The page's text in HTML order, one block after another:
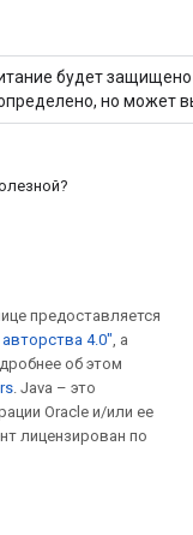
будет
но может
предоставляется
4.0", а
об этом
. Java – это
Oracle и/или ее
лицензирован по